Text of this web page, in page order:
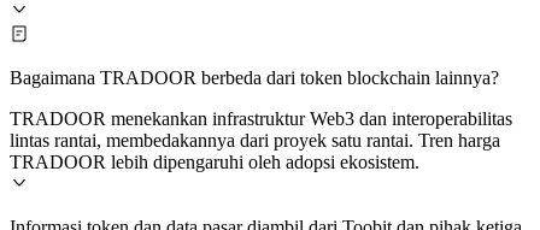
Bagaimana TRADOOR berbeda dari token blockchain lainnya?
TRADOOR menekankan infrastruktur Web3 dan interoperabilitas
lintas rantai, membedakannya dari proyek satu rantai. Tren harga
TRADOOR lebih dipengaruhi oleh adopsi ekosistem.